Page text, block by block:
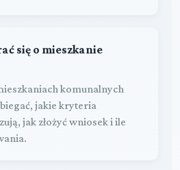
się o mieszkanie
komunalnych
jakie kryteria
jak złożyć wniosek i ile